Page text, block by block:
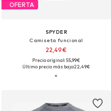
OFERTA
SPYDER
Camiseta funcional
22,49€
Precio original: 55,99€
Último precio más bajo:22,49€